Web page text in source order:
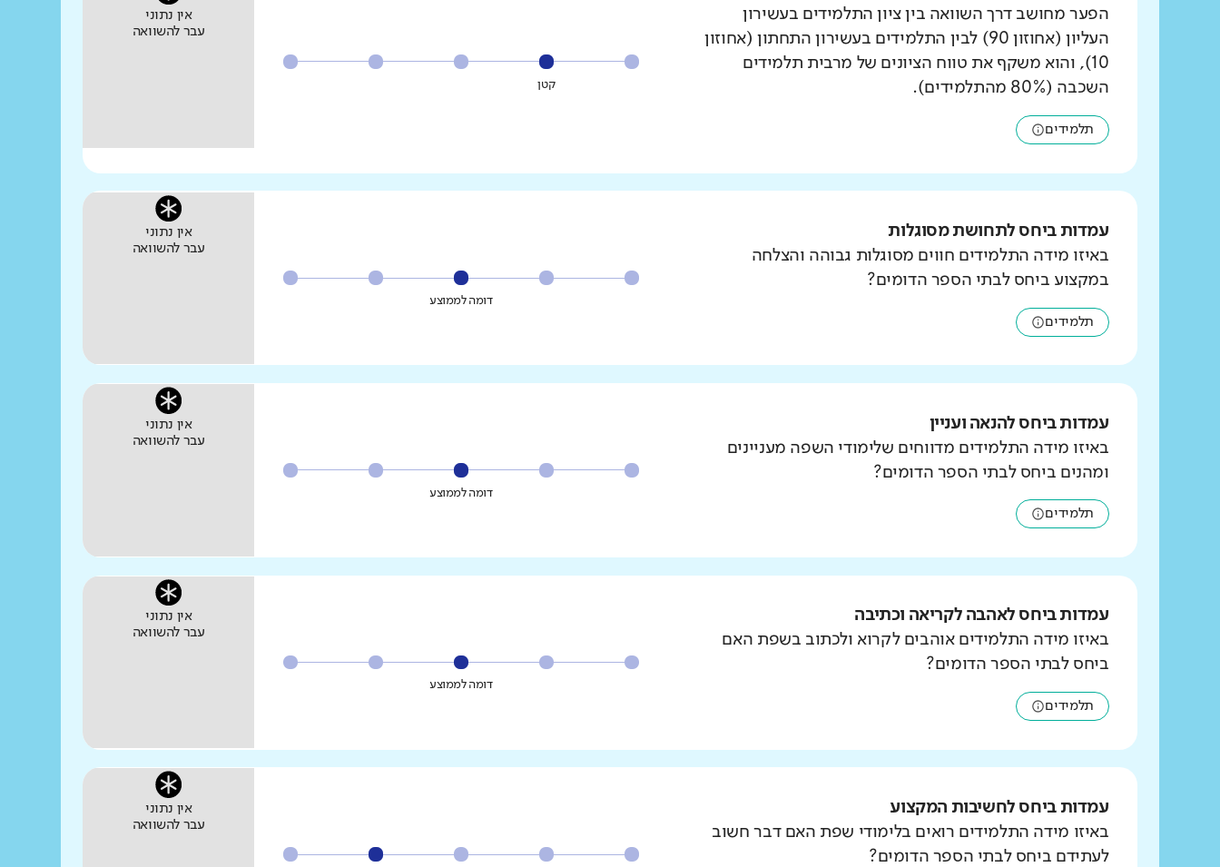
הפער מחושב דרך השוואה בין ציון התלמידים בעשירון
העליון (אחוזון 90) לבין התלמידים בעשירון התחתון (אחוזון
10), והוא משקף את טווח הציונים של מרבית תלמידים
השכבה (80% מהתלמידים).
תלמידים
קטן
אין נתוני
עבר להשוואה
עמדות ביחס לתחושת מסוגלות
באיזו מידה התלמידים חווים מסוגלות גבוהה והצלחה
במקצוע ביחס לבתי הספר הדומים?
תלמידים
דומה לממוצע
אין נתוני
עבר להשוואה
עמדות ביחס להנאה ועניין
באיזו מידה התלמידים מדווחים שלימודי השפה מעניינים
ומהנים ביחס לבתי הספר הדומים?
תלמידים
דומה לממוצע
אין נתוני
עבר להשוואה
עמדות ביחס לאהבה לקריאה וכתיבה
באיזו מידה התלמידים אוהבים לקרוא ולכתוב בשפת האם
ביחס לבתי הספר הדומים?
תלמידים
דומה לממוצע
אין נתוני
עבר להשוואה
עמדות ביחס לחשיבות המקצוע
באיזו מידה התלמידים רואים בלימודי שפת האם דבר חשוב
לעתידם ביחס לבתי הספר הדומים?
אין נתוני
עבר להשוואה